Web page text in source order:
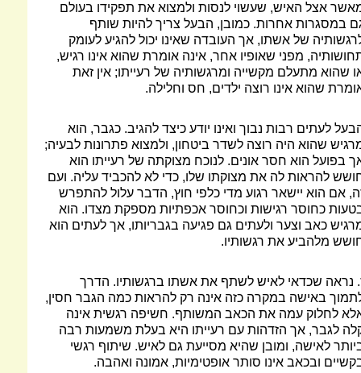
אצל האיש, שעשוי לנסות ולמצוא את תפקידו בעולם
במסגרות אחרות. כמובן, הבעל צריך להיות שותף
של אשתו, אך העובדה שאינו יכול להגיע לעומק
מפני שאופיו אחר, אינה אומרת שהוא אינו רגיש,
שהוא מתעלם מקשייה ומרגשותיה של רעייתו; אין זאת
שהוא אינו רוצה ילדים, חס וחלילה.
לעתים רבות נבוך ואינו יודע כיצד להגיב. כגבר, הוא
שהוא היה רוצה לשדר ביטחון, ולמצוא פתרונות לבעיה;
בפועל הוא חסר אונים. לנוכח מצוקתה של רעייתו הוא
להראות לה את מצוקתו שלו, כדי לא להכביד עליה. ועם
אם הוא יישאר רגוע מדי כלפי חוץ, הדבר עלול להתפרש
כחוסר רגישות וכחוסר אכפתיות מספקת מצדו. הוא
כאב וצער ולעתים גם פגיעה בגבריותו, אך לעתים הוא
מלהביע את רגשותיו.
נראה שכדאי לאיש לשתף את אשתו ברגשותיו. הדרך
באישה במקרה כזה אינה רק להראות כמה הגבר חסין,
לחלוק עמה את הכאב המשותף. חשיפה רגשית אינה
לגבר, אך הזדהות עם רעייתו היא בעלת משמעות רבה
לאישה, ומובן שהיא מסייעת גם לאיש. שיתוף רגשי
ובכאב אינו סותר אופטימיות, אמונה ואהבה.